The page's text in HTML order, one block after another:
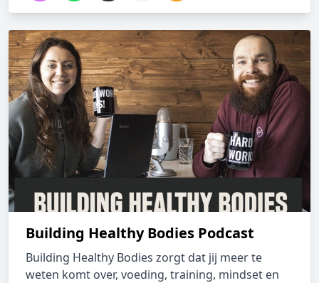
Building Healthy Bodies Podcast
Building Healthy Bodies zorgt dat jij meer te
weten komt over, voeding, training, mindset en